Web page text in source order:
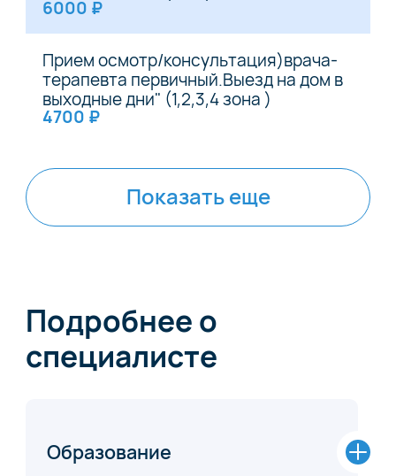
6000 ₽
Прием осмотр/консультация)врача-
терапевта первичный.Выезд на дом в
выходные дни" (1,2,3,4 зона )
4700 ₽
Показать еще
Подробнее о
специалисте
Образование